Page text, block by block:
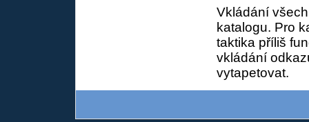
Vkládání
katalogu. Pro
taktika příliš
vkládání
vytapetovat.